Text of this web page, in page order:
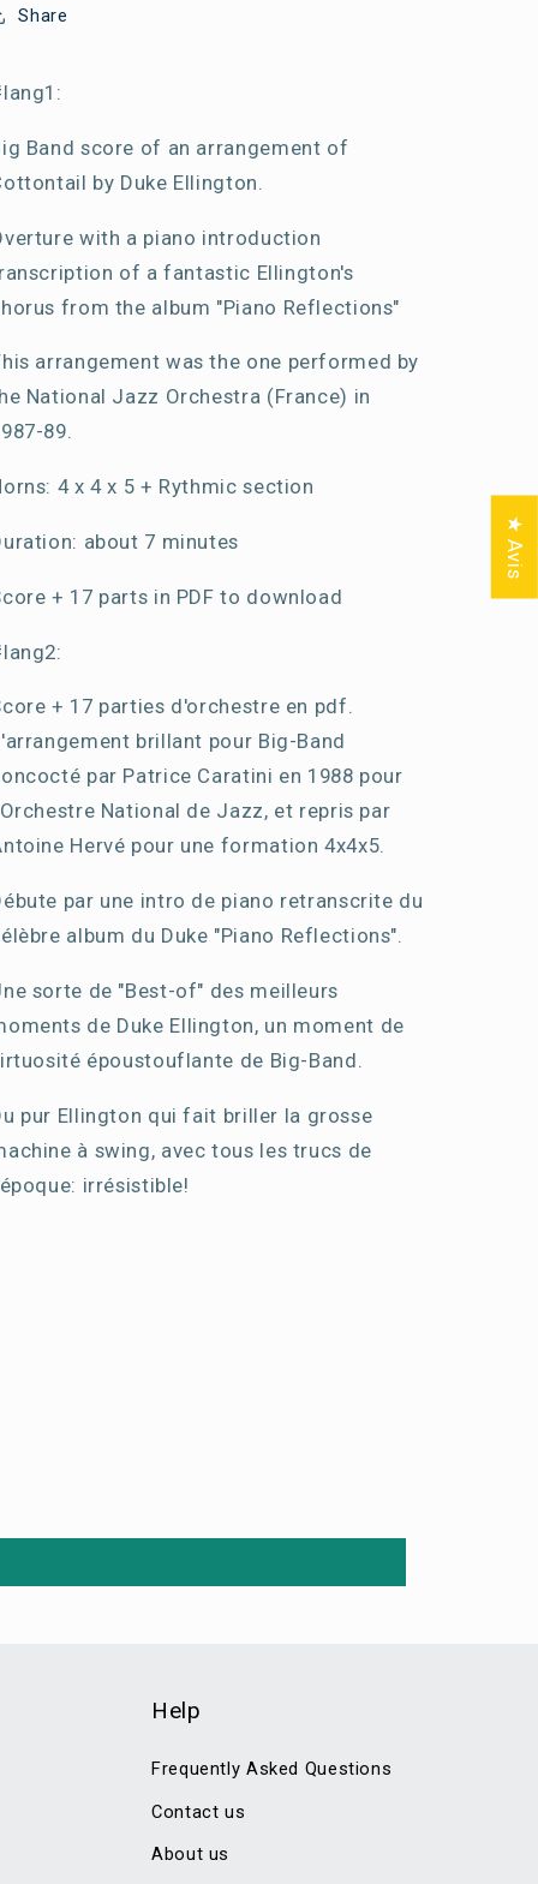
score|COTTONTAIL
Ellington
partition
pour
Band
partition
pour
Band
Share
Band score of an arrangement of
by Duke Ellington.
with a piano introduction
of a fantastic Ellington's
from the album "Piano Reflections"
arrangement was the one performed by
National Jazz Orchestra (France) in
89.
4 x 4 x 5 + Rythmic section
about 7 minutes
+ 17 parts in PDF to download
+ 17 parties d'orchestre en pdf.
brillant pour Big-Band
par Patrice Caratini en 1988 pour
National de Jazz, et repris par
Hervé pour une formation 4x4x5.
par une intro de piano retranscrite du
album du Duke "Piano Reflections".
sorte de "Best-of" des meilleurs
de Duke Ellington, un moment de
époustouflante de Big-Band.
pur Ellington qui fait briller la grosse
à swing, avec tous les trucs de
irrésistible!
Help
Frequently Asked Questions
Contact us
About us
★ Avis